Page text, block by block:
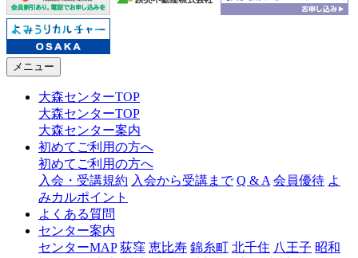
メニュー
大森センターTOP
大森センターTOP
大森センター案内
初めてご利用の方へ
初めてご利用の方へ
入会・受講規約 入会から受講まで Q & A 会員優待 よ
みカルポイント
よくある質問
センター案内
センターMAP 荻窪 恵比寿 錦糸町 北千住 八王子 昭和